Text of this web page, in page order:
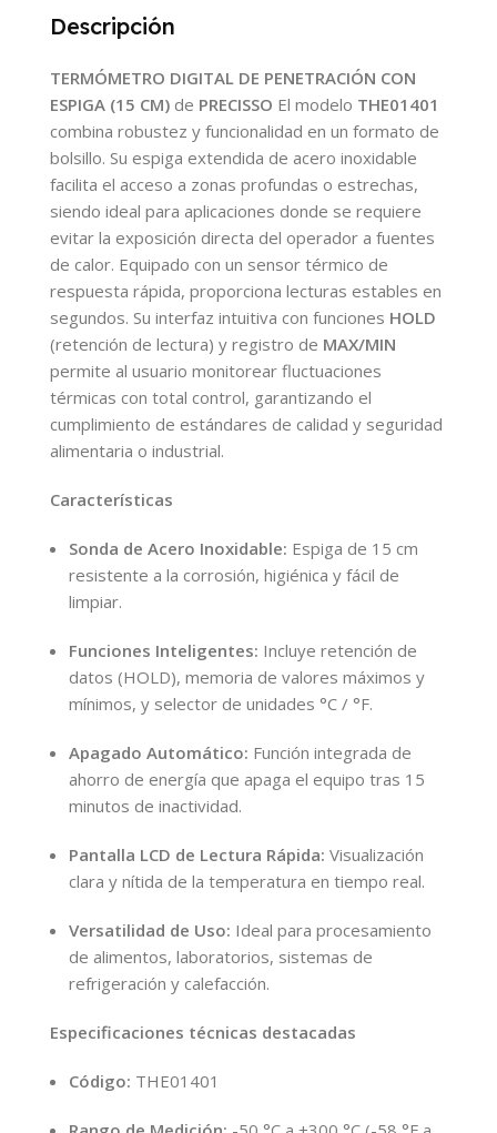
Descripción
TERMÓMETRO DIGITAL DE PENETRACIÓN CON
ESPIGA (15 CM) de PRECISSO El modelo THE01401
combina robustez y funcionalidad en un formato de
bolsillo. Su espiga extendida de acero inoxidable
facilita el acceso a zonas profundas o estrechas,
siendo ideal para aplicaciones donde se requiere
evitar la exposición directa del operador a fuentes
de calor. Equipado con un sensor térmico de
respuesta rápida, proporciona lecturas estables en
segundos. Su interfaz intuitiva con funciones HOLD
(retención de lectura) y registro de MAX/MIN
permite al usuario monitorear fluctuaciones
térmicas con total control, garantizando el
cumplimiento de estándares de calidad y seguridad
alimentaria o industrial.
Características
Sonda de Acero Inoxidable: Espiga de 15 cm
resistente a la corrosión, higiénica y fácil de
limpiar.
Funciones Inteligentes: Incluye retención de
datos (HOLD), memoria de valores máximos y
mínimos, y selector de unidades °C / °F.
Apagado Automático: Función integrada de
ahorro de energía que apaga el equipo tras 15
minutos de inactividad.
Pantalla LCD de Lectura Rápida: Visualización
clara y nítida de la temperatura en tiempo real.
Versatilidad de Uso: Ideal para procesamiento
de alimentos, laboratorios, sistemas de
refrigeración y calefacción.
Especificaciones técnicas destacadas
Código: THE01401